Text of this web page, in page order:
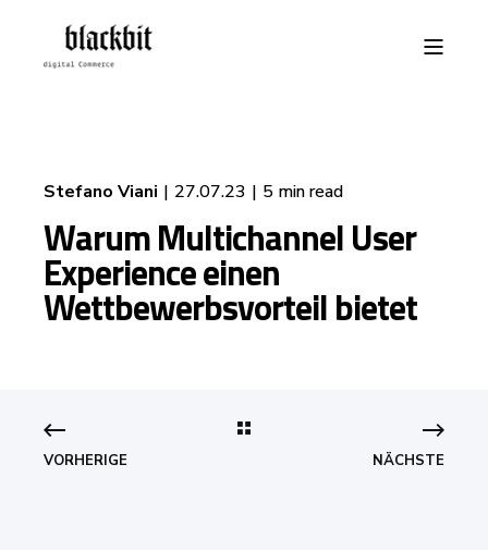
Stefano Viani 27.07.23 5 min read
Warum Multichannel User
Experience einen
Wettbewerbsvorteil bietet
VORHERIGE NÄCHSTE